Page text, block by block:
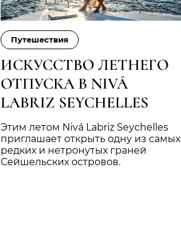
Путешествия
ИСКУССТВО ЛЕТНЕГО
ОТПУСКА В NIVÁ
LABRIZ SEYCHELLES
Этим летом Nivá Labriz Seychelles
приглашает открыть одну из самых
редких и нетронутых граней
Сейшельских островов.